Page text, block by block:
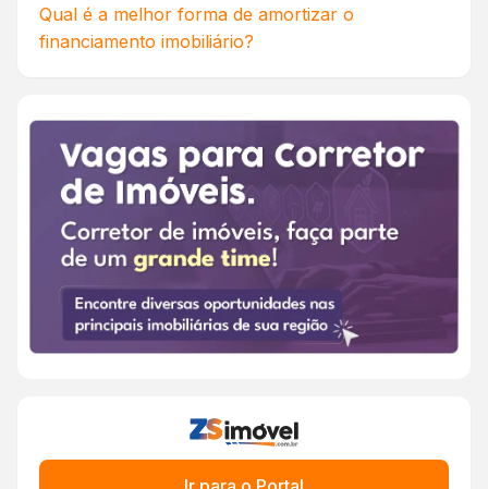
Qual é a melhor forma de amortizar o
financiamento imobiliário?